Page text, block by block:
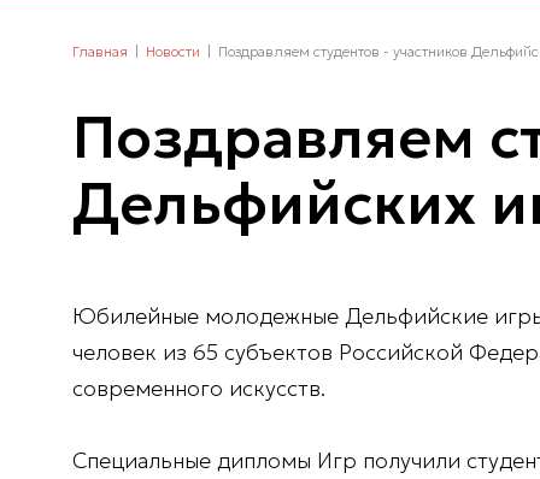
Главная Новости Поздравляем студентов - участников
Поздравляем
Дельфийских
Юбилейные молодежные Дельфийские игры
человек из 65 субъектов Российской
современного искусств.
Специальные дипломы Игр получили